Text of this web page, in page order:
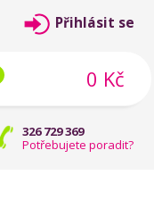
326 729 369
Potřebujete poradit?
Přihlásit se
0 Kč